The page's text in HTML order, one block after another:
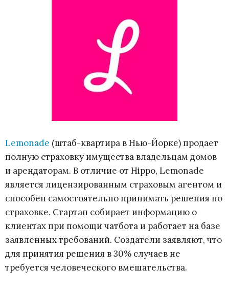
Lemonade (штаб-квартира в Нью-Йорке) продает
полную страховку имущества владельцам домов
и арендаторам. В отличие от Hippo, Lemonade
является лицензированным страховым агентом и
способен самостоятельно принимать решения по
страховке. Стартап собирает информацию о
клиентах при помощи чатбота и работает на базе
заявленных требований. Создатели заявляют, что
для принятия решения в 30% случаев не
требуется человеческого вмешательства.